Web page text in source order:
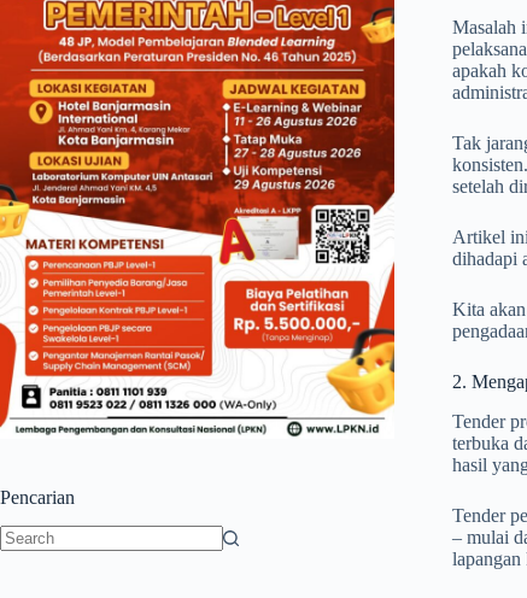
Masalah
apakah
Tak
setelah
Artikel ini
dihadapi
Kita
2.
Tender
terbuka
hasil
Tender
– mulai
lapangan
Pencarian